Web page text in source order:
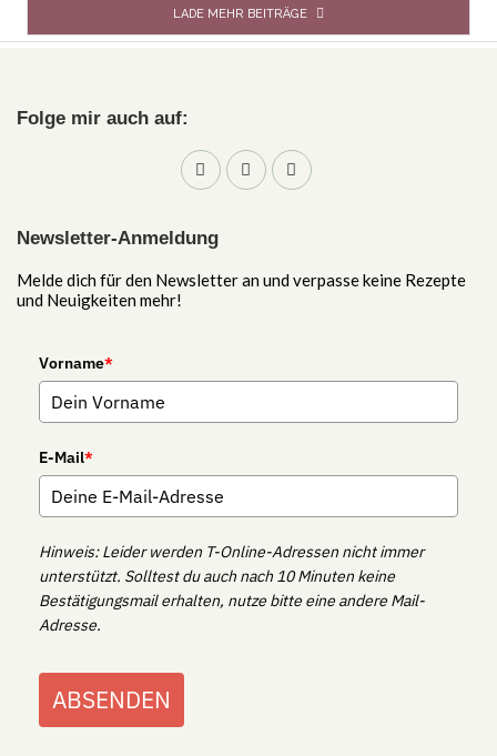
LADE MEHR BEITRÄGE
Folge mir auch auf:
Newsletter-Anmeldung
Melde dich für den Newsletter an und verpasse keine Rezepte
und Neuigkeiten mehr!
Vorname*
E-Mail*
Hinweis: Leider werden T-Online-Adressen nicht immer
unterstützt. Solltest du auch nach 10 Minuten keine
Bestätigungsmail erhalten, nutze bitte eine andere Mail-
Adresse.
ABSENDEN